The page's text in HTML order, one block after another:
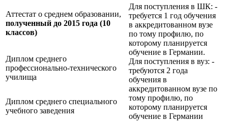
Аттестат о среднем образовании,
полученный до 2015 года (10
классов)
Для поступления в ШК: -
требуется 1 год обучения
в аккредитованном вузе
по тому профилю, по
которому планируется
обучение в Германии.
Для поступления в вуз: -
требуются 2 года
обучения в
аккредитованном вузе по
тому профилю, по
которому планируется
обучение в Германии
Диплом среднего
профессионально-технического
училища
Диплом среднего специального
учебного заведения